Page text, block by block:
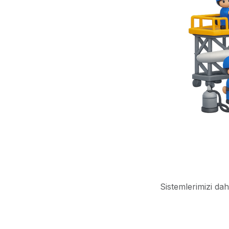
Sistemlerimizi